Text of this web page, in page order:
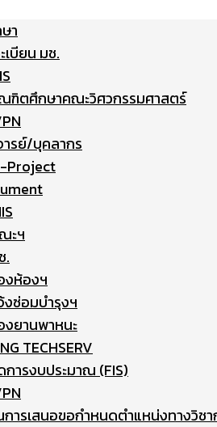
า
เบียน มช.
ฑิตศึกษาคณะวิศวกรรมศาสตร์
รย์/บุคลากร
Project
ะฯ
.
งห้องฯ
งซ่อมบำรุงฯ
งยานพาหนะ
TECHSERV
การงบประมาณ (FIS)
การเสนอขอกำหนดตำแหน่งทางวิช